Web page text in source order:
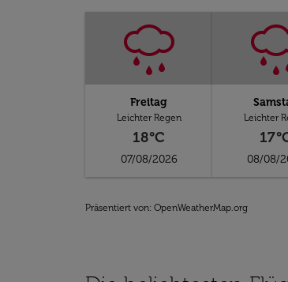
Freitag
Leichter Regen
18°C
07/08/2026
Leichter
08/08/
Präsentiert von: OpenWeatherMap.org